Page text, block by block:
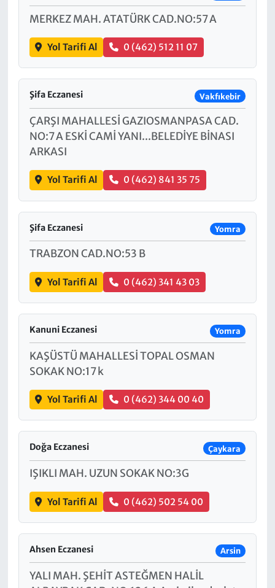
MERKEZ MAH. ATATÜRK CAD.NO:57 A
Yol Tarifi Al 0 (462) 512 11 07
Şifa Eczanesi Vakfıkebir
ÇARŞI MAHALLESİ GAZIOSMANPASA CAD.
NO:7 A ESKİ CAMİ YANI...BELEDİYE BİNASI
ARKASI
Yol Tarifi Al 0 (462) 841 35 75
Şifa Eczanesi Yomra
TRABZON CAD.NO:53 B
Yol Tarifi Al 0 (462) 341 43 03
Kanuni Eczanesi Yomra
KAŞÜSTÜ MAHALLESİ TOPAL OSMAN
SOKAK NO:17 k
Yol Tarifi Al 0 (462) 344 00 40
Doğa Eczanesi Çaykara
IŞIKLI MAH. UZUN SOKAK NO:3G
Yol Tarifi Al 0 (462) 502 54 00
Ahsen Eczanesi Arsin
YALI MAH. ŞEHİT ASTEĞMEN HALİL